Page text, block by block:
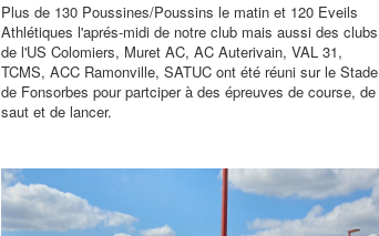
Plus de 130 Poussines/Poussins le matin et 120 Eveils
Athlétiques l'aprés-midi de notre club mais aussi des clubs
de l'US Colomiers, Muret AC, AC Auterivain, VAL 31,
TCMS, ACC Ramonville, SATUC ont été réuni sur le Stade
de Fonsorbes pour partciper à des épreuves de course, de
saut et de lancer.